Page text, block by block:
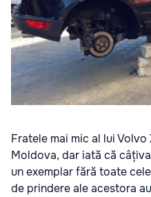
Fratele mai mic al lui
Moldova, dar iată că
un exemplar fără toate
de prindere ale acestora